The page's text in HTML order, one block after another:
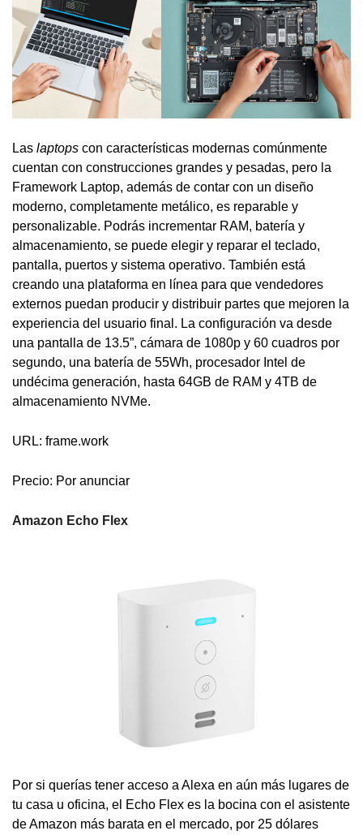
Las laptops con características modernas comúnmente
cuentan con construcciones grandes y pesadas, pero la
Framework Laptop, además de contar con un diseño
moderno, completamente metálico, es reparable y
personalizable. Podrás incrementar RAM, batería y
almacenamiento, se puede elegir y reparar el teclado,
pantalla, puertos y sistema operativo. También está
creando una plataforma en línea para que vendedores
externos puedan producir y distribuir partes que mejoren la
experiencia del usuario final. La configuración va desde
una pantalla de 13.5”, cámara de 1080p y 60 cuadros por
segundo, una batería de 55Wh, procesador Intel de
undécima generación, hasta 64GB de RAM y 4TB de
almacenamiento NVMe.
URL: frame.work
Precio: Por anunciar
Amazon Echo Flex
Por si querías tener acceso a Alexa en aún más lugares de
tu casa u oficina, el Echo Flex es la bocina con el asistente
de Amazon más barata en el mercado, por 25 dólares